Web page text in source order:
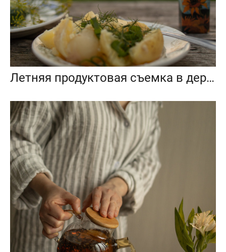
Летняя продуктовая съемка в деревенском стиле